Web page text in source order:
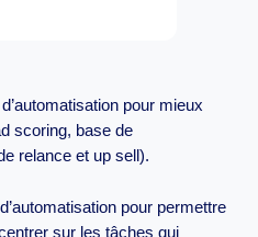
pour mieux
scoring, base de
relance et up sell).
pour permettre
sur les tâches qui